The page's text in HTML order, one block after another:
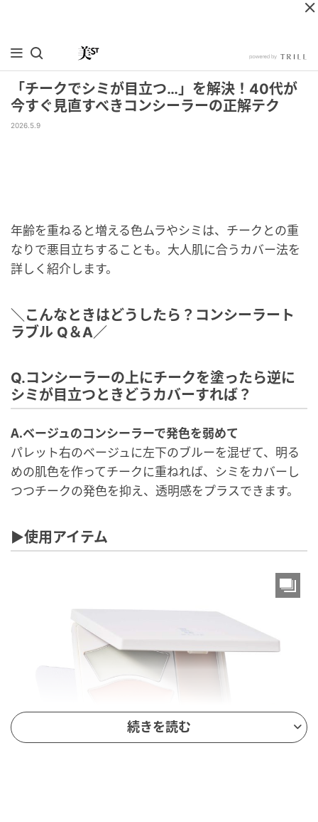
「チークでシミが目立つ…」を解決！40代が
今すぐ見直すべきコンシーラーの正解テク
2026.5.9
年齢を重ねると増える色ムラやシミは、チークとの重
なりで悪目立ちすることも。大人肌に合うカバー法を
詳しく紹介します。
＼こんなときはどうしたら？コンシーラート
ラブル Q＆A／
Q.コンシーラーの上にチークを塗ったら逆に
シミが目立つときどうカバーすれば？
A.ベージュのコンシーラーで発色を弱めて
パレット右のベージュに左下のブルーを混ぜて、明る
めの肌色を作ってチークに重ねれば、シミをカバーし
つつチークの発色を抑え、透明感をプラスできます。
▶︎使用アイテム
続きを読む